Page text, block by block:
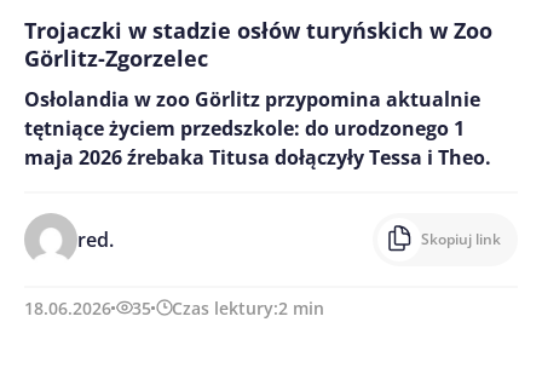
Trojaczki w stadzie osłów turyńskich w Zoo
Görlitz-Zgorzelec
Osłolandia w zoo Görlitz przypomina aktualnie
tętniące życiem przedszkole: do urodzonego 1
maja 2026 źrebaka Titusa dołączyły Tessa i Theo.
red. Skopiuj link
18.06.2026 35 Czas lektury:2 min